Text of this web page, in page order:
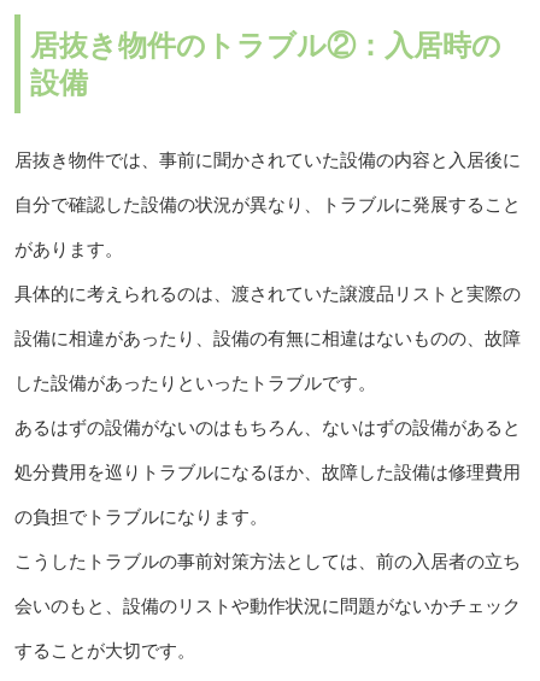
居抜き物件のトラブル②：入居時の
設備
居抜き物件では、事前に聞かされていた設備の内容と入居後に
自分で確認した設備の状況が異なり、トラブルに発展すること
があります。
具体的に考えられるのは、渡されていた譲渡品リストと実際の
設備に相違があったり、設備の有無に相違はないものの、故障
した設備があったりといったトラブルです。
あるはずの設備がないのはもちろん、ないはずの設備があると
処分費用を巡りトラブルになるほか、故障した設備は修理費用
の負担でトラブルになります。
こうしたトラブルの事前対策方法としては、前の入居者の立ち
会いのもと、設備のリストや動作状況に問題がないかチェック
することが大切です。